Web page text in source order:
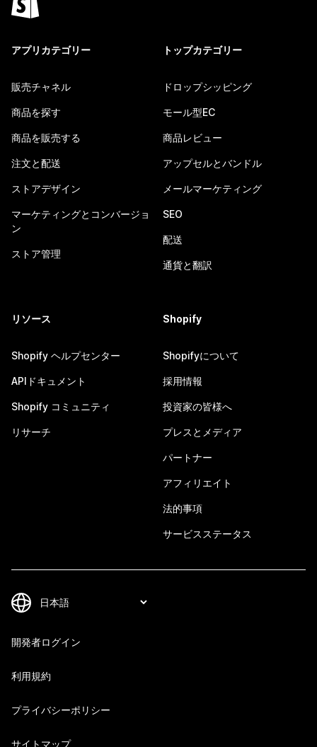
アプリカテゴリー
販売チャネル
商品を探す
商品を販売する
注文と配送
ストアデザイン
マーケティングとコンバージョ
ン
ストア管理
トップカテゴリー
ドロップシッピング
モール型EC
商品レビュー
アップセルとバンドル
メールマーケティング
SEO
配送
通貨と翻訳
リソース
Shopify ヘルプセンター
APIドキュメント
Shopify コミュニティ
リサーチ
Shopify
Shopifyについて
採用情報
投資家の皆様へ
プレスとメディア
パートナー
アフィリエイト
法的事項
サービスステータス
開発者ログイン
利用規約
プライバシーポリシー
サイトマップ